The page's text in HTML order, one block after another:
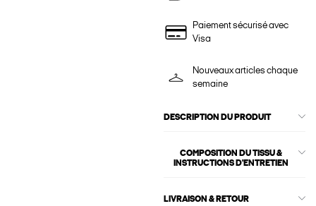
Paiement sécurisé avec
Visa
Nouveaux articles chaque
semaine
DESCRIPTION DU PRODUIT
COMPOSITION DU TISSU &
INSTRUCTIONS D'ENTRETIEN
LIVRAISON & RETOUR